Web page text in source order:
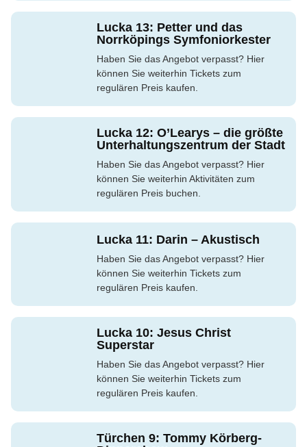
Lucka 13: Petter und das
Norrköpings Symfoniorkester
Haben Sie das Angebot verpasst? Hier
können Sie weiterhin Tickets zum
regulären Preis kaufen.
Lucka 12: O’Learys – die größte
Unterhaltungszentrum der Stadt
Haben Sie das Angebot verpasst? Hier
können Sie weiterhin Aktivitäten zum
regulären Preis buchen.
Lucka 11: Darin – Akustisch
Haben Sie das Angebot verpasst? Hier
können Sie weiterhin Tickets zum
regulären Preis kaufen.
Lucka 10: Jesus Christ
Superstar
Haben Sie das Angebot verpasst? Hier
können Sie weiterhin Tickets zum
regulären Preis kaufen.
Türchen 9: Tommy Körberg-